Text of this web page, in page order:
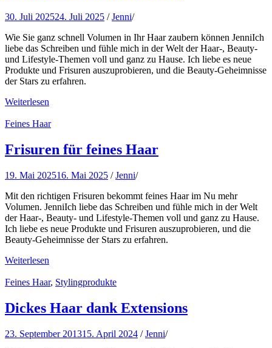
30. Juli 202524. Juli 2025 /Jenni/
Wie Sie ganz schnell Volumen in Ihr Haar zaubern können JenniIch
liebe das Schreiben und fühle mich in der Welt der Haar-, Beauty-
und Lifestyle-Themen voll und ganz zu Hause. Ich liebe es neue
Produkte und Frisuren auszuprobieren, und die Beauty-Geheimnisse
der Stars zu erfahren.
Weiterlesen
Feines Haar
Frisuren für feines Haar
19. Mai 202516. Mai 2025 /Jenni/
Mit den richtigen Frisuren bekommt feines Haar im Nu mehr
Volumen. JenniIch liebe das Schreiben und fühle mich in der Welt
der Haar-, Beauty- und Lifestyle-Themen voll und ganz zu Hause.
Ich liebe es neue Produkte und Frisuren auszuprobieren, und die
Beauty-Geheimnisse der Stars zu erfahren.
Weiterlesen
Feines Haar, Stylingprodukte
Dickes Haar dank Extensions
23. September 201315. April 2024 /Jenni/